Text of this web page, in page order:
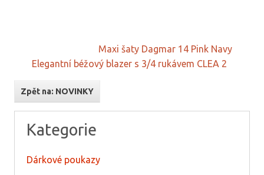
Maxi šaty Dagmar 14 Pink Navy
Elegantní béžový blazer s 3/4 rukávem CLEA 2
Zpět na: NOVINKY
Kategorie
Dárkové poukazy